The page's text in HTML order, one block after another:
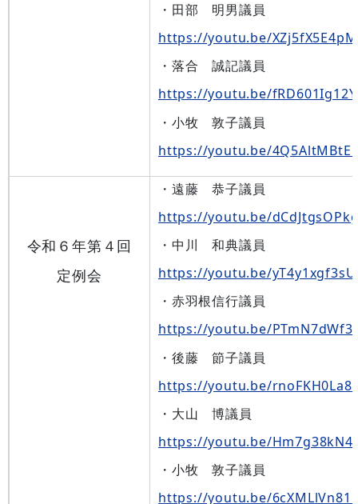
・田部 明男議員
https://youtu.be/XZj5fX5E4pM
・落合 誠記議員
https://youtu.be/fRD601Ig12Y
・小牧 敦子議員
https://youtu.be/
令和６年第４回
定例会
・遠藤 恭子議員
https://youtu.be/
・中川 和典議員
https://youtu.be/yT4y1xgf3sU
・赤羽根信行議員
https://youtu.be/
・後藤 節子議員
https://youtu.be/
・大山 博議員
https://youtu.be/
・小牧 敦子議員
https://youtu.be/